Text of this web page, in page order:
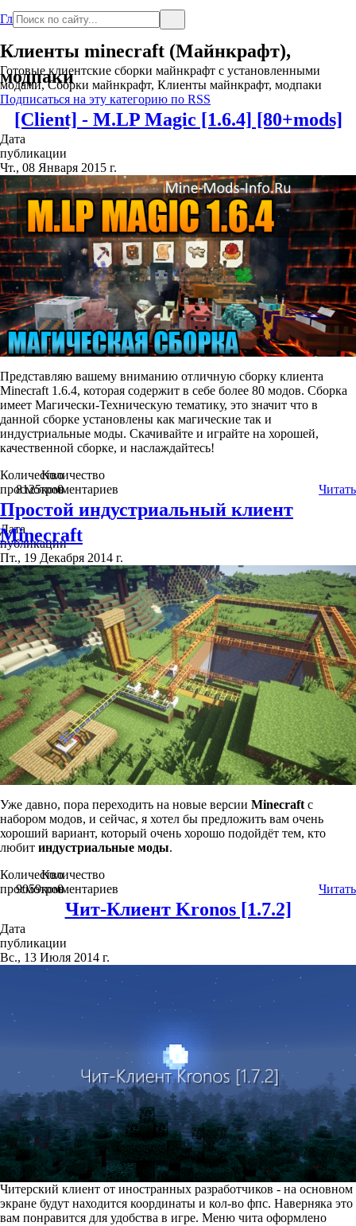
Главная
Клиенты minecraft (Майнкрафт),
модпаки
Готовые клиентские сборки майнкрафт с установленными
модами, Сборки майнкрафт, Клиенты майнкрафт, модпаки
Подписаться на эту категорию по RSS
[Client] - M.LP Magic [1.6.4] [80+mods]
Дата
публикации
Чт., 08 Января 2015 г.
Представляю вашему вниманию отличную сборку клиента
Minecraft 1.6.4, которая содержит в себе более 80 модов. Сборка
имеет Магически-Техническую тематику, это значит что в
данной сборке установлены как магические так и
индустриальные моды. Скачивайте и играйте на хорошей,
качественной сборке, и наслаждайтесь!
Количество
просмотров
8125
Количество
комментариев
0 Читать
Простой индустриальный клиент
Minecraft
Дата
публикации
Пт., 19 Декабря 2014 г.
Уже давно, пора переходить на новые версии Minecraft с
набором модов, и сейчас, я хотел бы предложить вам очень
хороший вариант, который очень хорошо подойдёт тем, кто
любит индустриальные моды.
Количество
просмотров
9059
Количество
комментариев
0 Читать
Чит-Клиент Kronos [1.7.2]
Дата
публикации
Вс., 13 Июля 2014 г.
Читерский клиент от иностранных разработчиков - на основном
экране будут находится координаты и кол-во фпс. Наверняка это
вам понравится для удобства в игре. Меню чита оформлено